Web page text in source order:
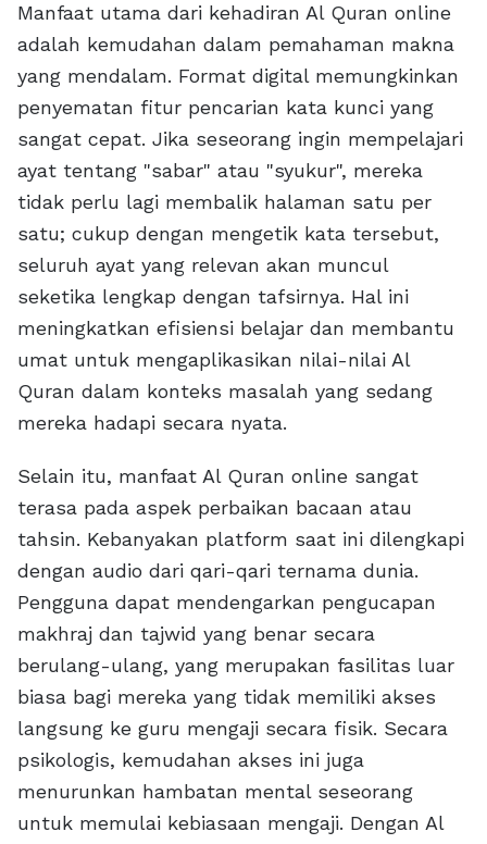
Manfaat utama dari kehadiran Al Quran online
adalah kemudahan dalam pemahaman makna
yang mendalam. Format digital memungkinkan
penyematan fitur pencarian kata kunci yang
sangat cepat. Jika seseorang ingin mempelajari
ayat tentang "sabar" atau "syukur", mereka
tidak perlu lagi membalik halaman satu per
satu; cukup dengan mengetik kata tersebut,
seluruh ayat yang relevan akan muncul
seketika lengkap dengan tafsirnya. Hal ini
meningkatkan efisiensi belajar dan membantu
umat untuk mengaplikasikan nilai-nilai Al
Quran dalam konteks masalah yang sedang
mereka hadapi secara nyata.
Selain itu, manfaat Al Quran online sangat
terasa pada aspek perbaikan bacaan atau
tahsin. Kebanyakan platform saat ini dilengkapi
dengan audio dari qari-qari ternama dunia.
Pengguna dapat mendengarkan pengucapan
makhraj dan tajwid yang benar secara
berulang-ulang, yang merupakan fasilitas luar
biasa bagi mereka yang tidak memiliki akses
langsung ke guru mengaji secara fisik. Secara
psikologis, kemudahan akses ini juga
menurunkan hambatan mental seseorang
untuk memulai kebiasaan mengaji. Dengan Al